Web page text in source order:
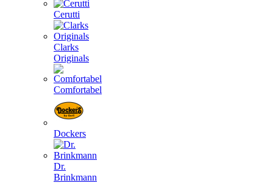
Cerutti
Clarks
Originals
Comfortabel
Dockers
Dr.
Brinkmann